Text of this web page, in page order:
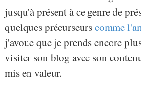
jusqu'à présent à ce genre de
quelques précurseurscomme
j'avoue que je prends encore
visiter son blog avec son
mis en valeur.